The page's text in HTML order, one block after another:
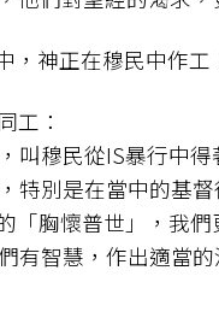
，神正在穆民中作工
工：
叫穆民從IS暴行中
特別是在當中的基
「胸懷普世」，我
有智慧，作出適當